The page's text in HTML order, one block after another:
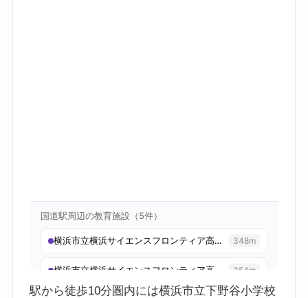
駅から徒歩10分圏内には横浜市立下野谷小学校